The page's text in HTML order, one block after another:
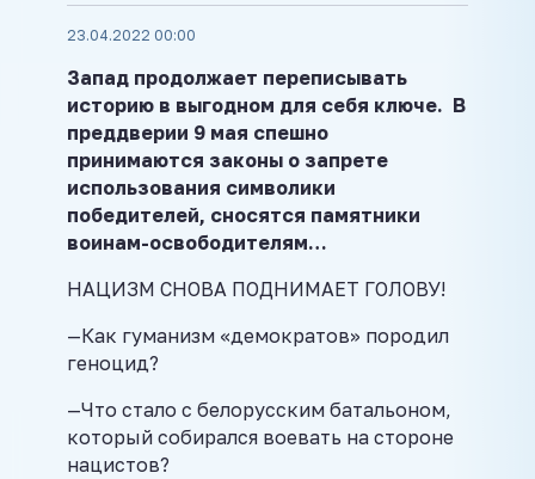
23.04.2022 00:00
Запад продолжает переписывать
историю в выгодном для себя ключе. В
преддверии 9 мая спешно
принимаются законы о запрете
использования символики
победителей, сносятся памятники
воинам-освободителям…
НАЦИЗМ СНОВА ПОДНИМАЕТ ГОЛОВУ!
—Как гуманизм «демократов» породил
геноцид?
—Что стало с белорусским батальоном,
который собирался воевать на стороне
нацистов?